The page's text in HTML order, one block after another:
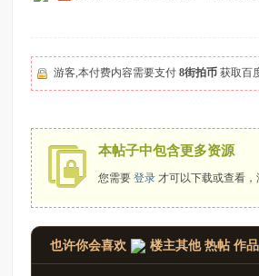
游客,本付费内容需要支付8街拍币 获取百
本帖子中包含更多资源
您需要登录 才可以下载或查看
也许你会喜欢 楼主其他 热帖 作品